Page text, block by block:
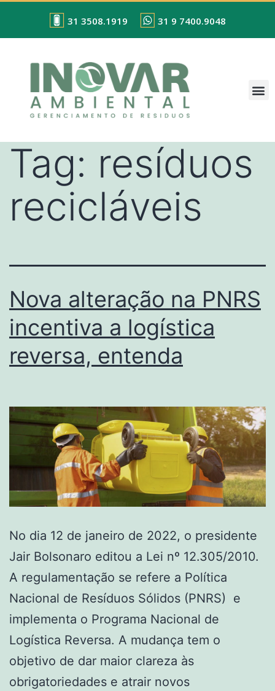
31 3508.1919 31 9 7400.9048
Tag: resíduos
recicláveis
Nova alteração na PNRS
incentiva a logística
reversa, entenda
No dia 12 de janeiro de 2022, o presidente
Jair Bolsonaro editou a Lei nº 12.305/2010.
A regulamentação se refere a Política
Nacional de Resíduos Sólidos (PNRS) e
implementa o Programa Nacional de
Logística Reversa. A mudança tem o
objetivo de dar maior clareza às
obrigatoriedades e atrair novos